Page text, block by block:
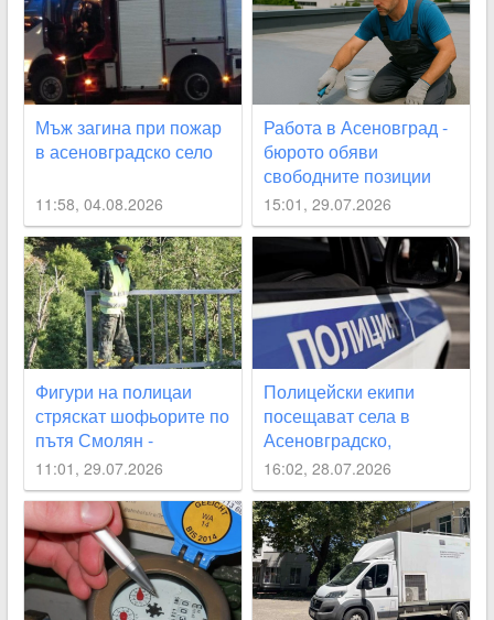
Мъж загина при пожар
в асеновградско село
11:58, 04.08.2026
Работа в Асеновград -
бюрото обяви
свободните позиции
15:01, 29.07.2026
Фигури на полицаи
стряскат шофьорите по
пътя Смолян -
Асеновград
11:01, 29.07.2026
Полицейски екипи
посещават села в
Асеновградско,
Карловско, “Родопи“
през август
16:02, 28.07.2026